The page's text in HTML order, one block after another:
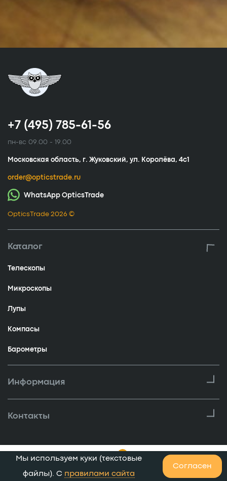
Главная Корзина Избранное
Кабинет
+7 (495) 785-61-56
пн-вс 09.00 - 19.00
Московская область, г. Жуковский, ул. Королёва, 4с1
order@opticstrade.ru
WhatsApp OpticsTrade
OpticsTrade 2026 ©
Каталог
Телескопы
Микроскопы
Лупы
Компасы
Барометры
Информация
Контакты
Мы используем куки (текстовые
файлы). С правилами сайта
Согласен